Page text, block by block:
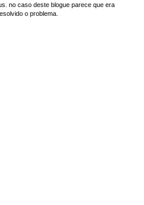
no caso deste blogue parece que era
o problema.